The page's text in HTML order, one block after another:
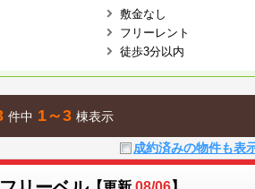
敷金なし
フリーレント
徒歩3分以内
件中 1～3 棟表示
成約済みの物件も表